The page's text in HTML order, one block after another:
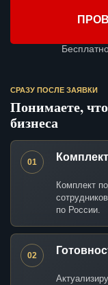
СРАЗУ ПОСЛЕ ЗАЯВКИ
Понимаете,
бизнеса
01
Комплект
по России.
02